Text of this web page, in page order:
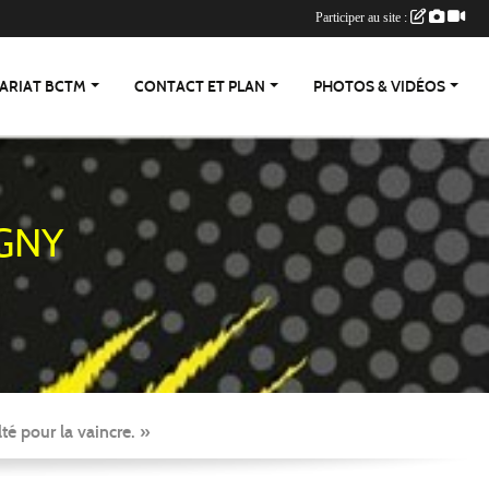
BCTM CONTACT ET PLAN PHOTOS & VIDÉOS
pour la vaincre. »
Participer au site :